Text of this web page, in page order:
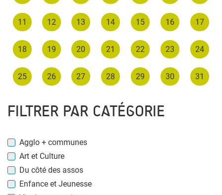
11 12 13 14 15 16 17
18 19 20 21 22 23 24
25 26 27 28 29 30 31
FILTRER PAR CATÉGORIE
Agglo + communes
Art et Culture
Du côté des assos
Enfance et Jeunesse